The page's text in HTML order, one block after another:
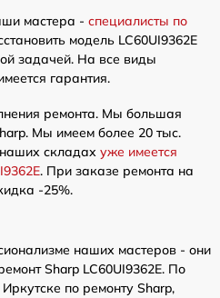
мастера - специалисты по
модель LC60UI9362E
задачей. На все виды
гарантия.
ремонта. Мы большая
Мы имеем более 20 тыс.
складах уже имеется
. При заказе ремонта на
-25%.
наших мастеров - они
Sharp LC60UI9362E. По
по ремонту Sharp,